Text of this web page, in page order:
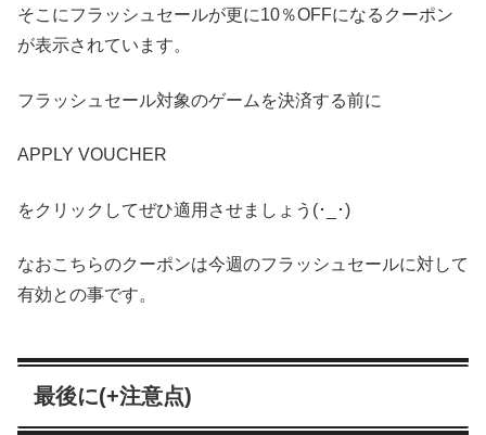
そこにフラッシュセールが更に10％OFFになるクーポン
が表示されています。
フラッシュセール対象のゲームを決済する前に
APPLY VOUCHER
をクリックしてぜひ適用させましょう(･_･)
なおこちらのクーポンは今週のフラッシュセールに対して
有効との事です。
最後に(+注意点)